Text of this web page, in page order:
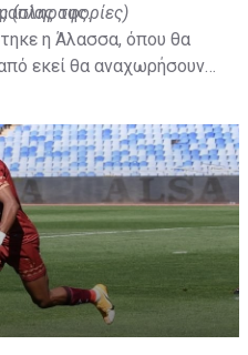
της.
(πληροφορίες)
η Άλασσα, όπου θα
εκεί θα αναχωρήσουν